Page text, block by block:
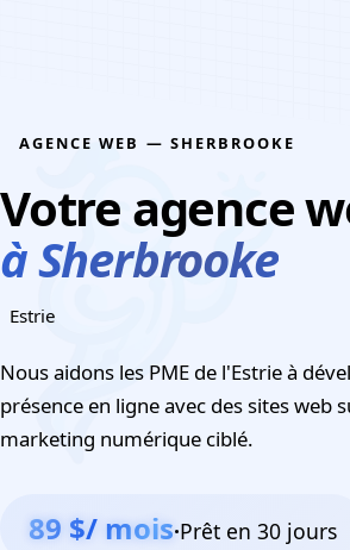
AGENCE WEB — SHERBROOKE
Votre agence
à Sherbrooke
Estrie
Nous aidons les PME de l'Estrie à
présence en ligne avec des sites web
marketing numérique ciblé.
89 $/ mois·Prêt en 30 jours